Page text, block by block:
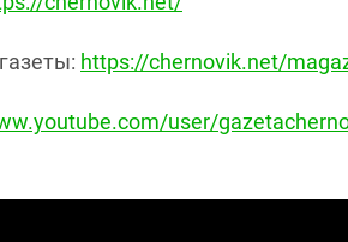
https://chernovik.net/
user/